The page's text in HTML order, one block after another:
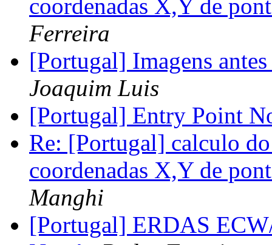
coordenadas X,Y de
Ferreira
[Portugal] Imagens
Joaquim Luis
[Portugal] Entry Point
Re: [Portugal] calculo
coordenadas X,Y de
Manghi
[Portugal] ERDAS